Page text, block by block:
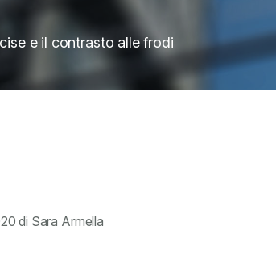
e il contrasto alle frodi
di Sara Armella